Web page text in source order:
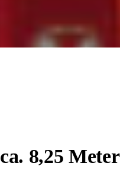
ca. 8,25 Meter